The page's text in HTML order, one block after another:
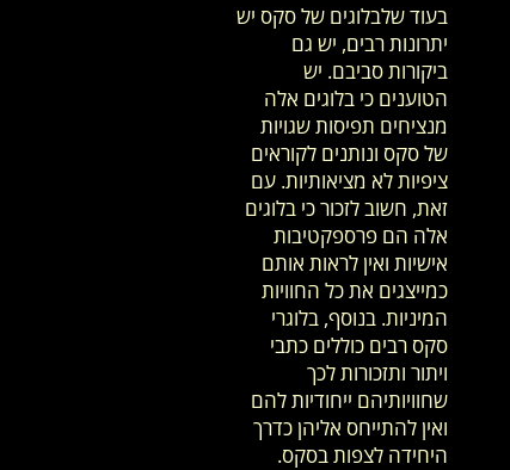
בעוד שלבלוגים של סקס יש
יתרונות רבים, יש גם
ביקורות סביבם. יש
הטוענים כי בלוגים אלה
מנציחים תפיסות שגויות
של סקס ונותנים לקוראים
ציפיות לא מציאותיות. עם
זאת, חשוב לזכור כי בלוגים
אלה הם פרספקטיבות
אישיות ואין לראות אותם
כמייצגים את כל החוויות
המיניות. בנוסף, בלוגרי
סקס רבים כוללים כתבי
ויתור ותזכורות לכך
שחוויותיהם ייחודיות להם
ואין להתייחס אליהן כדרך
היחידה לצפות בסקס.